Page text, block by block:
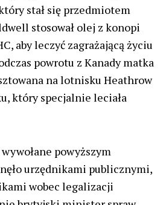
stał się przedmiotem
stosował olej z konopi
aby leczyć zagrażającą życiu
powrotu z Kanady matka
na lotnisku Heathrow
który specjalnie leciała
powyższym
urzędnikami publicznymi,
wobec legalizacji